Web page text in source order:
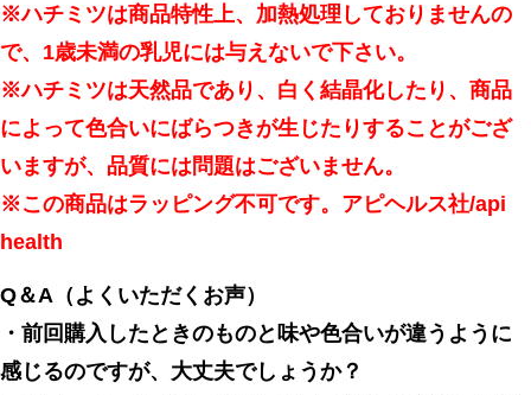
※ハチミツは商品特性上、加熱処理しておりませんの
で、1歳未満の乳児には与えないで下さい。
※ハチミツは天然品であり、白く結晶化したり、商品
によって色合いにばらつきが生じたりすることがござ
いますが、品質には問題はございません。
※この商品はラッピング不可です。アピヘルス社/api
health
Q＆A（よくいただくお声）
・前回購入したときのものと味や色合いが違うように
感じるのですが、大丈夫でしょうか？